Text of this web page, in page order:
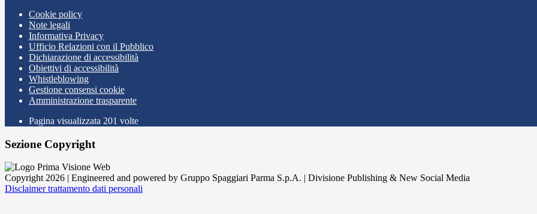
Cookie policy
Note legali
Informativa Privacy
Ufficio Relazioni con il Pubblico
Dichiarazione di accessibilità
Obiettivi di accessibilità
Whistleblowing
Gestione consensi cookie
Amministrazione trasparente
Pagina visualizzata 201 volte
Sezione Copyright
Copyright 2026 | Engineered and powered by Gruppo Spaggiari Parma S.p.A. | Divisione Publishing & New Social Media
Disclaimer trattamento dati personali